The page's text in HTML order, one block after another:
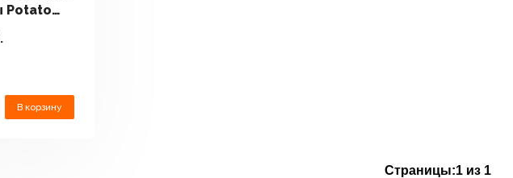
Potato
В корзину
Страницы:1 из 1